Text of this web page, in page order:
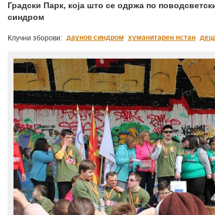
Градски Парк, која што се одржа по
синдром
Клучни зборови: даунов синдром хуманитарен нстан